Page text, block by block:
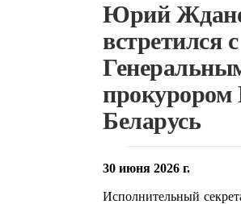
Юрий
встретился с
прокурором
Беларусь
30 июня 2026 г.
Исполнительный